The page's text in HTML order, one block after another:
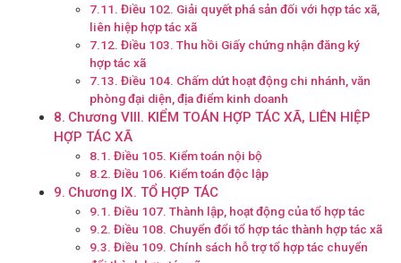
Điều 102. Giải quyết phá sản đối với hợp tác xã,
liên hiệp hợp tác xã
Điều 103. Thu hồi Giấy chứng nhận đăng ký
hợp tác xã
Điều 104. Chấm dứt hoạt động chi nhánh, văn
phòng đại diện, địa điểm kinh doanh
Chương VIII. KIỂM TOÁN HỢP TÁC XÃ, LIÊN HIỆP
HỢP TÁC XÃ
Điều 105. Kiểm toán nội bộ
Điều 106. Kiểm toán độc lập
Chương IX. TỔ HỢP TÁC
Điều 107. Thành lập, hoạt động của tổ hợp tác
Điều 108. Chuyển đổi tổ hợp tác thành hợp tác xã
Điều 109. Chính sách hỗ trợ tổ hợp tác chuyển